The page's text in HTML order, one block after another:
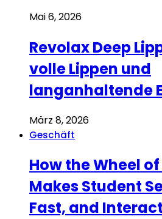
Mai 6, 2026
Revolax Deep
volle Lippen und
langanhaltende
März 8, 2026
Geschäft
How the Wheel
Makes Student
Fast, and